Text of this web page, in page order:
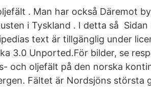
. Man har också Däremot
i Tyskland . I detta så Sidan
text är tillgänglig under
3.0 Unported.För bilder, se
och oljefält på den norska
Fältet är Nordsjöns största